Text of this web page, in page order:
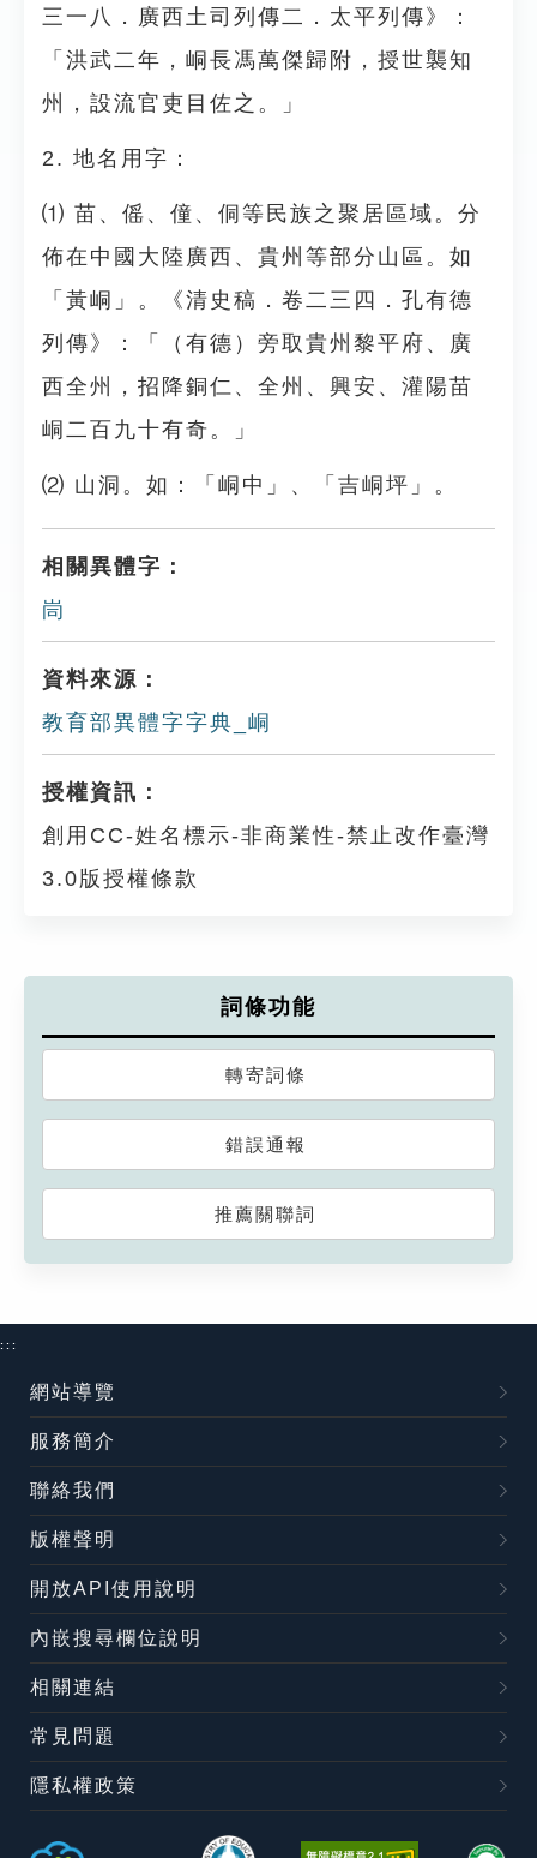
三一八．廣西土司列傳二．太平列傳》：
「洪武二年，峒長馮萬傑歸附，授世襲知
州，設流官吏目佐之。」
2. 地名用字：
⑴ 苗、傜、僮、侗等民族之聚居區域。分
佈在中國大陸廣西、貴州等部分山區。如
「黃峒」。《清史稿．卷二三四．孔有德
列傳》：「（有德）旁取貴州黎平府、廣
西全州，招降銅仁、全州、興安、灌陽苗
峒二百九十有奇。」
⑵ 山洞。如：「峒中」、「吉峒坪」。
相關異體字：
峝
資料來源：
教育部異體字字典_峒
授權資訊：
創用CC-姓名標示-非商業性-禁止改作臺灣
3.0版授權條款
詞條功能
轉寄詞條
錯誤通報
推薦關聯詞
:::
網站導覽
服務簡介
聯絡我們
版權聲明
開放API使用說明
內嵌搜尋欄位說明
相關連結
常見問題
隱私權政策